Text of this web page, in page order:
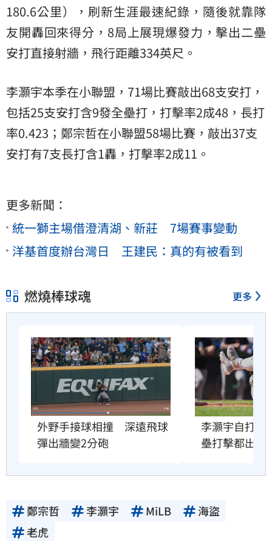
180.6公里），刷新生涯最速紀錄，隨後就靠隊
友開轟回來得分，8局上展現爆發力，擊出二壘
安打直接射牆，飛行距離334英尺。
李灝宇本季在小聯盟，71場比賽敲出68支安打，
包括25支安打含9發全壘打，打擊率2成48，長打
率0.423；鄭宗哲在小聯盟58場比賽，敲出37支
安打有7支長打含1轟，打擊率2成11。
更多新聞：
統一獅主場借澄清湖、新莊 7場賽事變動
洋基首度辦台灣日 王建民：真的有被看到
燃燒棒球魂 更多
外野手接球相撞　深遠飛球
彈出牆變2分砲
李灝宇自打球
壘打擊都出局
鄭宗哲 李灝宇 MiLB
海盜
老虎